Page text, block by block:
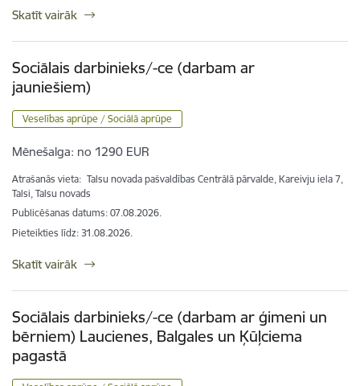
Skatīt vairāk
Sociālais darbinieks/-ce (darbam ar
jauniešiem)
Veselības aprūpe / Sociālā aprūpe
Mēnešalga: no 1290 EUR
Atrašanās vieta: Talsu novada pašvaldības Centrālā pārvalde, Kareivju iela 7,
Talsi, Talsu novads
Publicēšanas datums: 07.08.2026.
Pieteikties līdz: 31.08.2026.
Skatīt vairāk
Sociālais darbinieks/-ce (darbam ar ģimeni un
bērniem) Laucienes, Balgales un Ķūļciema
pagastā